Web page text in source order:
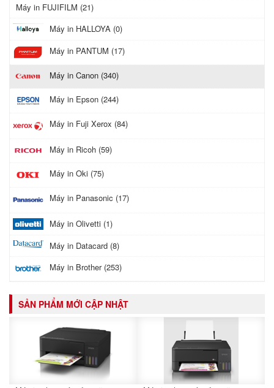
Máy in FUJIFILM (21)
Máy in HALLOYA (0)
Máy in PANTUM (17)
Máy in Canon (340)
Máy in Epson (244)
Máy in Fuji Xerox (84)
Máy in Ricoh (59)
Máy in Oki (75)
Máy in Panasonic (17)
Máy in Olivetti (1)
Máy in Datacard (8)
Máy in Brother (253)
SẢN PHẨM MỚI CẬP NHẬT